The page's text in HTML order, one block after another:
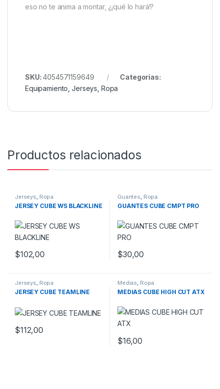
eso no te anima a montar, ¿¡qué lo hará!?
SKU:4054571159649
Categorías:
Equipamiento ,Jerseys Ropa
Productos relacionados
Jerseys Ropa
JERSEY CUBE WS BLACKLINE
$102,00
Este producto tiene múltiples variantes. Las opciones se
Guantes Ropa
GUANTES CUBE CMPT PRO
$30,00
Jerseys, Ropa
JERSEY CUBE TEAMLINE
$112,00
Este producto tiene múltiples variantes. Las opciones se
Medias, Ropa
MEDIAS CUBE HIGH CUT ATX
$16,00
Este producto tiene múltiples